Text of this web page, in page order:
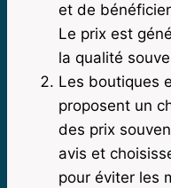
et de
Le prix est
la qualité
Les boutiques
proposent un
des prix
avis et
pour éviter les